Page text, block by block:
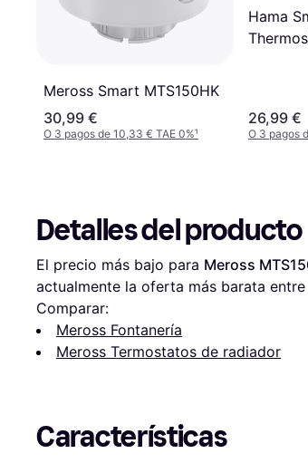
Meross Smart MTS150HK
30,99 €
O 3 pagos de 10,33 € TAE 0%¹
Hama
26,99 €
O 3 pagos
Detalles del producto
El precio más bajo para Meross
actualmente la oferta más barata entre
Comparar:
Meross Fontanería
Meross Termostatos de radiador
Características